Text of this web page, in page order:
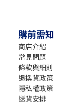
購前需知
商店介紹
常見問題
條款與細則
退換貨政策
隱私權政策
送貨安排